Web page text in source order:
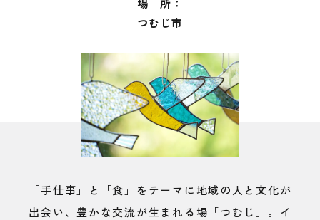
場 所：
つむじ市
「手仕事」と「食」をテーマに地域の人と文化が
出会い、豊かな交流が生まれる場「つむじ」。イ